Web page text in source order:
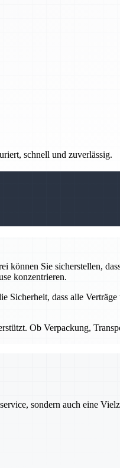
schnell und zuverlässig.
Sie sicherstellen,
konzentrieren.
dass alle
Ob Verpackung,
sondern auch eine